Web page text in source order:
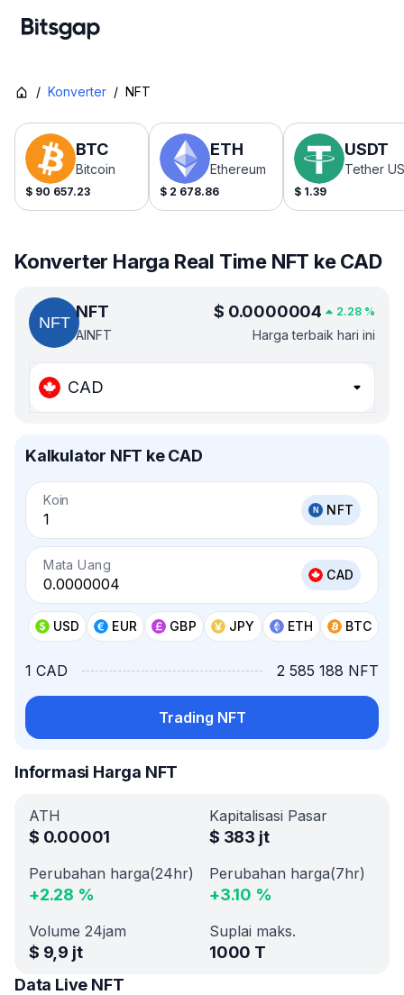
/ Konverter / NFT
BTC
Bitcoin
$ 90 657.23
ETH
Ethereum
$ 2 678.86
USDT
Tether
$ 1.39
Konverter Harga Real Time NFT ke CAD
NFT
AINFT
$ 0.0000004 2.28 %
Harga terbaik hari ini
CAD
Kalkulator NFT ke CAD
Koin
NFT
Mata Uang
CAD
USD EUR GBP JPY ETH BTC
1 CAD 2 585 188 NFT
Trading NFT
Informasi Harga NFT
ATH
$ 0.00001
Kapitalisasi Pasar
$ 383 jt
Perubahan harga(24hr)
+2.28 %
Perubahan harga(7hr)
+3.10 %
Volume 24jam
$ 9,9 jt
Suplai maks.
1000 T
Data Live NFT